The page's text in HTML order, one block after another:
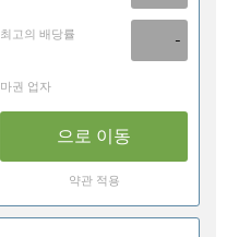
최고의 배당률 -
마권 업자
으로 이동
약관 적용